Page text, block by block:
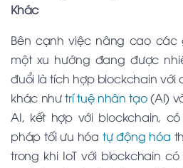
Khác
Bên cạnh việc nâng cao các
một xu hướng đang được
đuổi là tích hợp blockchain với
khác nhưtrí tuệ nhân tạo(AI)
AI, kết hợp với blockchain,
pháp tối ưu hóa tự động hóa
trong khi IoT với blockchain